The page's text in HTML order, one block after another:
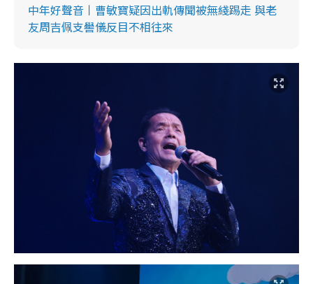
中年好聲音丨曹敏寶疑因出軌傳聞被無綫踢走 與老
友周吉佩支嚳儀反目不相往來